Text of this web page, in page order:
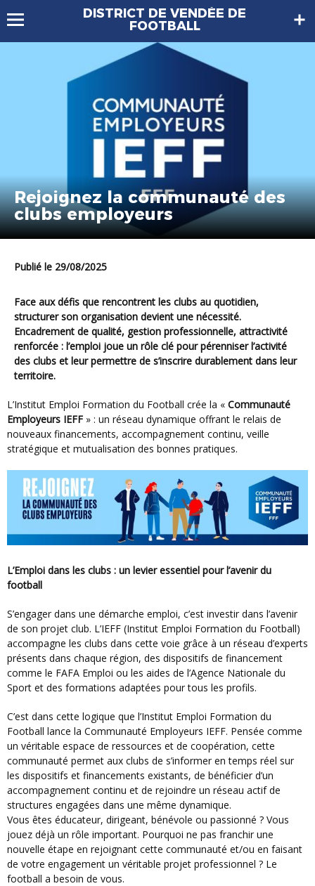
DISTRICT DE VENDÉE DE
FOOTBALL
Rejoignez la communauté des
clubs employeurs
Publié le 29/08/2025
Face aux défis que rencontrent les clubs au quotidien,
structurer son organisation devient une nécessité.
Encadrement de qualité, gestion professionnelle, attractivité
renforcée : l’emploi joue un rôle clé pour pérenniser l’activité
des clubs et leur permettre de s’inscrire durablement dans leur
territoire.
L’Institut Emploi Formation du Football crée la « Communauté
Employeurs IEFF » : un réseau dynamique offrant le relais de
nouveaux financements, accompagnement continu, veille
stratégique et mutualisation des bonnes pratiques.
L’Emploi dans les clubs : un levier essentiel pour l’avenir du
football
S’engager dans une démarche emploi, c’est investir dans l’avenir
de son projet club. L’IEFF (Institut Emploi Formation du Football)
accompagne les clubs dans cette voie grâce à un réseau d’experts
présents dans chaque région, des dispositifs de financement
comme le FAFA Emploi ou les aides de l’Agence Nationale du
Sport et des formations adaptées pour tous les profils.
C’est dans cette logique que l’Institut Emploi Formation du
Football lance la Communauté Employeurs IEFF. Pensée comme
un véritable espace de ressources et de coopération, cette
communauté permet aux clubs de s’informer en temps réel sur
les dispositifs et financements existants, de bénéficier d’un
accompagnement continu et de rejoindre un réseau actif de
structures engagées dans une même dynamique.
Vous êtes éducateur, dirigeant, bénévole ou passionné ? Vous
jouez déjà un rôle important. Pourquoi ne pas franchir une
nouvelle étape en rejoignant cette communauté et/ou en faisant
de votre engagement un véritable projet professionnel ? Le
football a besoin de vous.